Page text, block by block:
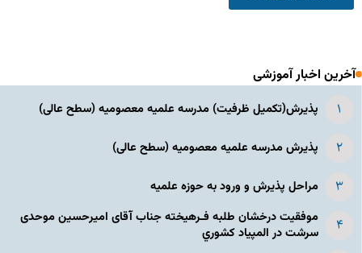
آخرین اخبار آموزشی
پذیرش(تکمیل ظرفیت) مدرسه علمیه معصومیه‌ (سطح عالی)
پذیرش مدرسه علمیه معصومیه‌ (سطح عالی)
مراحل پذیرش و ورود به حوزه علمیه
موفقیت درخشان طلبه فـرهیخته جناب آقای امیرحسین موحدی
سرشت در المپياد كشوري